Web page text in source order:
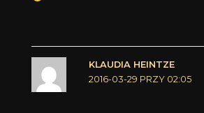
KLAUDIA HEINTZE
2016-03-29 PRZY 02:05